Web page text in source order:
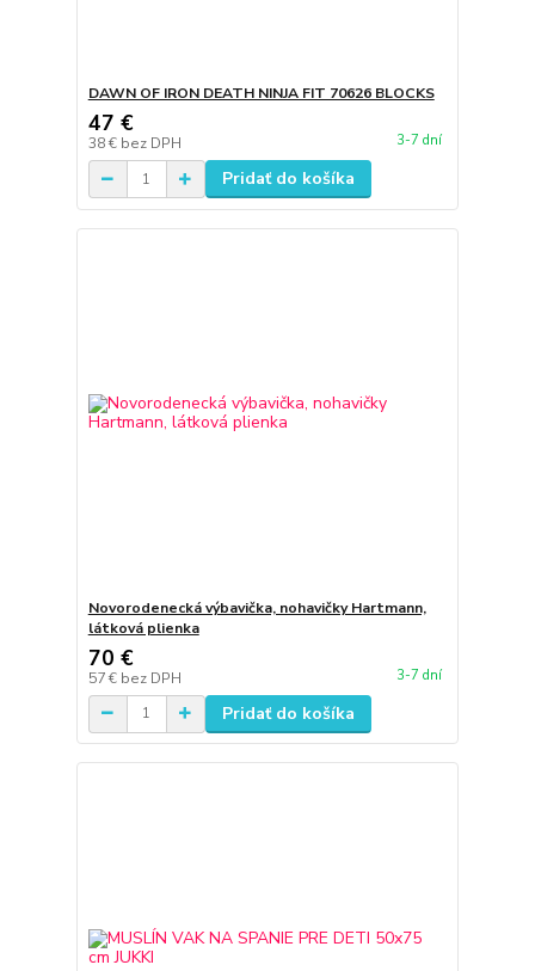
DAWN OF IRON DEATH NINJA FIT 70626 BLOCKS
47 €
38 € bez DPH 3-7 dní
Pridať do košíka
Novorodenecká výbavička, nohavičky Hartmann,
látková plienka
70 €
57 € bez DPH 3-7 dní
Pridať do košíka